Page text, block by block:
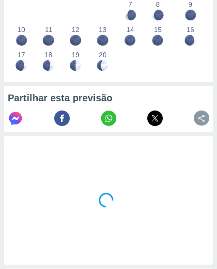
7
8 9
10 11 12 13 14 15 16
17 18 19 20
Partilhar esta previsão